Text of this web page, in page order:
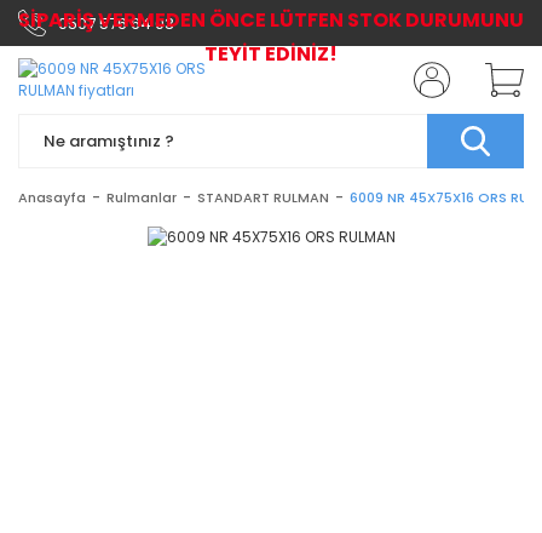
0507 576 64 03
Anasayfa Rulmanlar STANDART RULMAN 6009 NR 45X75X16 ORS
SİPARİŞ VERMEDEN ÖNCE LÜTFEN STOK DURUMUNU
TEYİT EDİNİZ!